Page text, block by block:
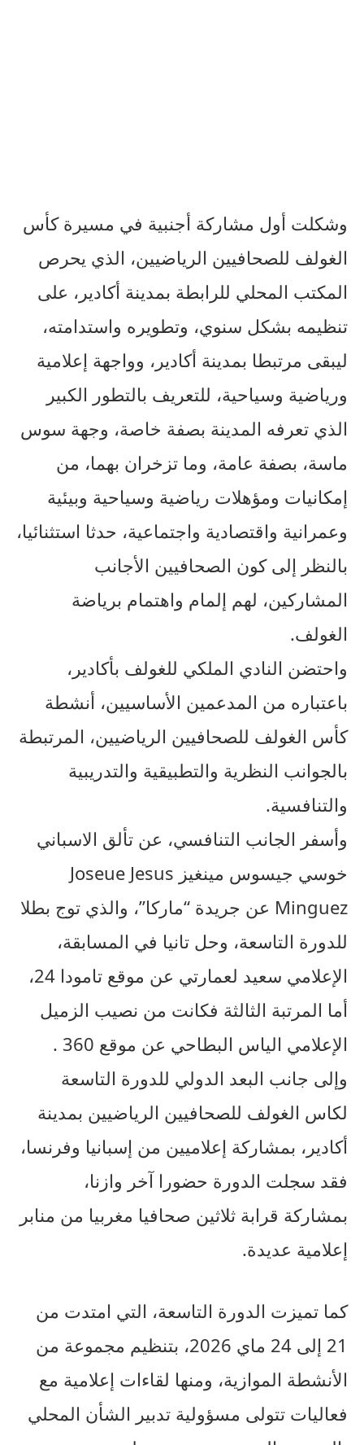
وشكلت أول مشاركة أجنبية في مسيرة كأس
الغولف للصحافيين الرياضيين، الذي يحرص
المكتب المحلي للرابطة بمدينة أكادير، على
تنظيمه بشكل سنوي، وتطويره واستدامته،
ليبقى مرتبطا بمدينة أكادير، وواجهة إعلامية
ورياضية وسياحية، للتعريف بالتطور الكبير
الذي تعرفه المدينة بصفة خاصة، وجهة سوس
ماسة، بصفة عامة، وما تزخران بهما، من
إمكانيات ومؤهلات رياضية وسياحية وبيئية
وعمرانية واقتصادية واجتماعية، حدثا استثنائيا،
بالنظر إلى كون الصحافيين الأجانب
المشاركين، لهم إلمام واهتمام برياضة
الغولف.
واحتضن النادي الملكي للغولف بأكادير،
باعتباره من المدعمين الأساسيين، أنشطة
كأس الغولف للصحافيين الرياضيين، المرتبطة
بالجوانب النظرية والتطبيقية والتدريبية
والتنافسية.
وأسفر الجانب التنافسي، عن تألق الاسباني
خوسي جيسوس مينغيز Joseue Jesus
Minguez عن جريدة “ماركا”، والذي توج بطلا
للدورة التاسعة، وحل تانيا في المسابقة،
الإعلامي سعيد لعمارتي عن موقع تامودا 24،
أما المرتبة الثالثة فكانت من نصيب الزميل
الإعلامي الياس البطاحي عن موقع 360 .
وإلى جانب البعد الدولي للدورة التاسعة
لكاس الغولف للصحافيين الرياضيين بمدينة
أكادير، بمشاركة إعلاميين من إسبانيا وفرنسا،
فقد سجلت الدورة حضورا آخر وازنا،
بمشاركة قرابة ثلاثين صحافيا مغربيا من منابر
إعلامية عديدة.
كما تميزت الدورة التاسعة، التي امتدت من
21 إلى 24 ماي 2026، بتنظيم مجموعة من
الأنشطة الموازية، ومنها لقاءات إعلامية مع
فعاليات تتولى مسؤولية تدبير الشأن المحلي